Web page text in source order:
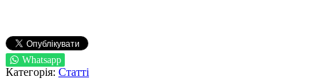
Whatsapp
Категорія: Статті